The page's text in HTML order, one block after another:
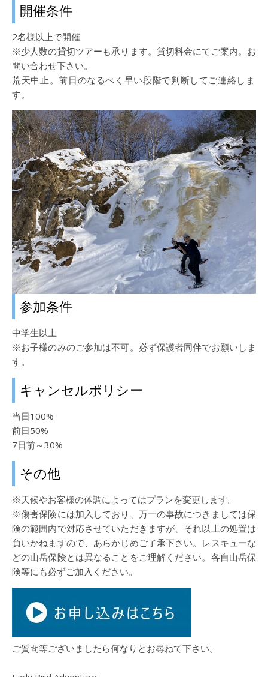
開催条件
2名様以上で開催
※少人数の貸切ツアーも承ります。貸切料金にてご案内。お
問い合わせ下さい。
荒天中止。前日のなるべく早い段階で判断してご連絡しま
す。
参加条件
中学生以上
※お子様のみのご参加は不可。必ず保護者同伴でお願いしま
す。
キャンセルポリシー
当日100%
前日50%
7日前～30%
その他
※天候やお客様の体調によってはプランを変更します。
※傷害保険には加入しており、万一の事故につきましては保
険の範囲内で対応させていただきますが、それ以上の処置は
負いかねますので、あらかじめご了承下さい。レスキューな
どの山岳保険とは異なることをご理解ください。各自山岳保
険等にも必ずご加入ください。
ご質問等ございましたら何なりとお尋ねて下さい。